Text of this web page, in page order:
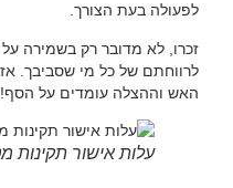
לפעולה בעת הצורך.
זכרו, לא מדובר רק בשמירה
לרווחתם של כל מי שסביבך.
האש וההצלה עומדים על הסף!
עלות אישור תקינות